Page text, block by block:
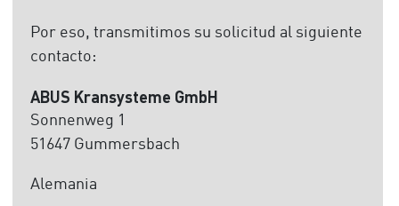
Por eso, transmitimos su solicitud al siguiente
contacto:
ABUS Kransysteme GmbH
Sonnenweg 1
51647 Gummersbach
Alemania